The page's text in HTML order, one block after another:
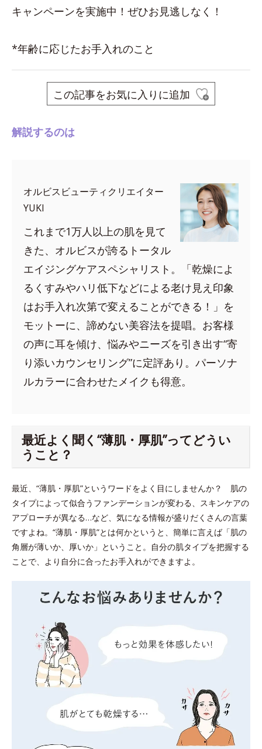
キャンペーンを実施中！ぜひお見逃しなく！
*年齢に応じたお手入れのこと
この記事をお気に入りに追加
解説するのは
オルビスビューティクリエイター
YUKI
これまで1万人以上の肌を見て
きた、オルビスが誇るトータル
エイジングケアスペシャリスト。「乾燥によ
るくすみやハリ低下などによる老け見え印象
はお手入れ次第で変えることができる！」を
モットーに、諦めない美容法を提唱。お客様
の声に耳を傾け、悩みやニーズを引き出す“寄
り添いカウンセリング”に定評あり。パーソナ
ルカラーに合わせたメイクも得意。
最近よく聞く“薄肌・厚肌”ってどうい
うこと？
最近、“薄肌・厚肌”というワードをよく目にしませんか？ 肌の
タイプによって似合うファンデーションが変わる、スキンケアの
アプローチが異なる…など、気になる情報が盛りだくさんの言葉
ですよね。“薄肌・厚肌”とは何かというと、簡単に言えば「肌の
角層が薄いか、厚いか」ということ。自分の肌タイプを把握する
ことで、より自分に合ったお手入れができますよ。